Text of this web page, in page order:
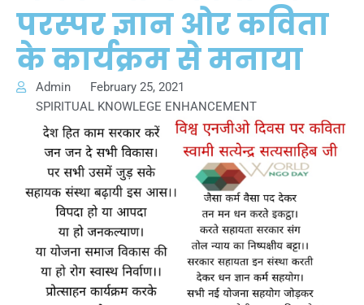
परस्पर ज्ञान ओर कविता
के कार्यक्रम से मनाया
Admin
February 25, 2021
SPIRITUAL KNOWLEGE ENHANCEMENT